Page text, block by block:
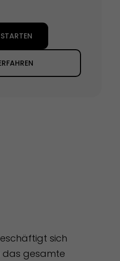
sich
das gesamte